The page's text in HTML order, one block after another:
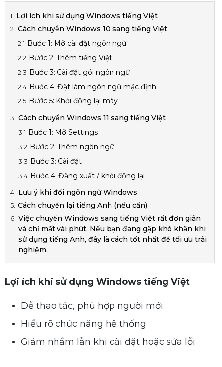
Lợi ích khi sử dụng Windows tiếng Việt
Cách chuyển Windows 10 sang tiếng Việt
Bước 1: Mở cài đặt ngôn ngữ
Bước 2: Thêm tiếng Việt
Bước 3: Cài đặt gói ngôn ngữ
Bước 4: Đặt làm ngôn ngữ mặc định
Bước 5: Khởi động lại máy
Cách chuyển Windows 11 sang tiếng Việt
Bước 1: Mở Settings
Bước 2: Thêm ngôn ngữ
Bước 3: Cài đặt
Bước 4: Đăng xuất / khởi động lại
Lưu ý khi đổi ngôn ngữ Windows
Cách chuyển lại tiếng Anh (nếu cần)
Việc chuyển Windows sang tiếng Việt rất đơn giản
và chỉ mất vài phút. Nếu bạn đang gặp khó khăn khi
sử dụng tiếng Anh, đây là cách tốt nhất để tối ưu trải
nghiệm.
Lợi ích khi sử dụng Windows tiếng Việt
Dễ thao tác, phù hợp người mới
Hiểu rõ chức năng hệ thống
Giảm nhầm lẫn khi cài đặt hoặc sửa lỗi